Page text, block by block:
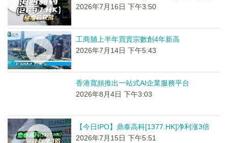
2026年7月16日 下午3:50
工商舖上半年買賣宗數創4年新高
2026年7月14日 下午5:43
香港寬頻推出一站式AI企業服務平台
2026年8月4日 下午3:03
【今日IPO】鼎泰高科[1377.HK]净利涨3倍
2026年7月15日 下午5:51